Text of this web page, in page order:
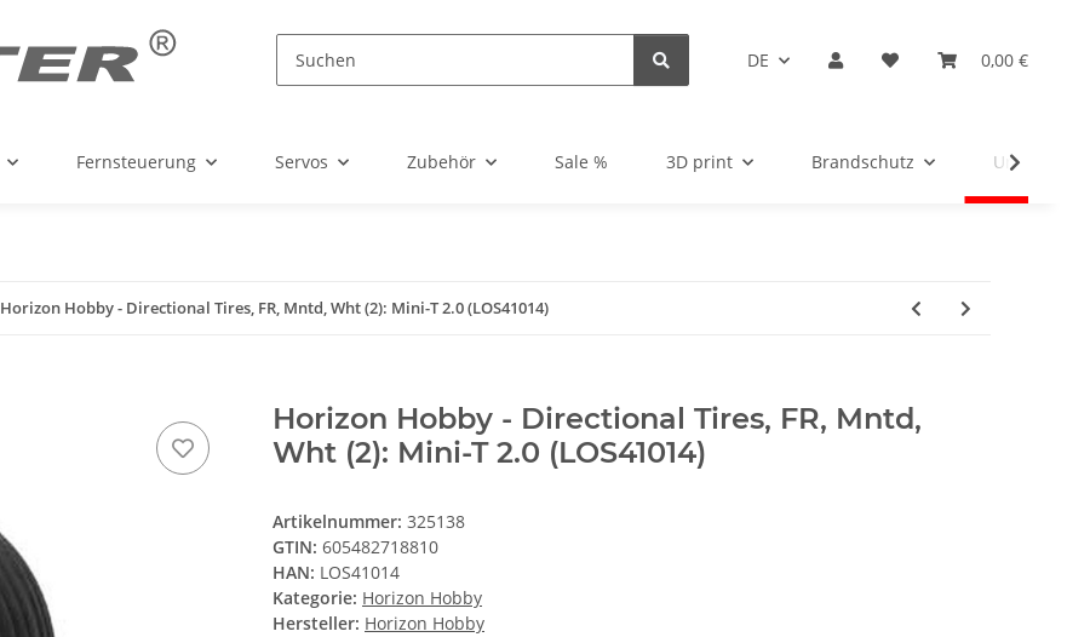
DE 0,00 €
Fernsteuerung Servos Zubehör Sale % 3D print Brandschutz
Horizon Hobby - Directional Tires, FR, Mntd, Wht (2): Mini-T 2.0 (LOS41014)
Horizon Hobby - Directional Tires, FR, Mntd,
Wht (2): Mini-T 2.0 (LOS41014)
Artikelnummer: 325138
GTIN: 605482718810
HAN: LOS41014
Kategorie: Horizon Hobby
Hersteller: Horizon Hobby